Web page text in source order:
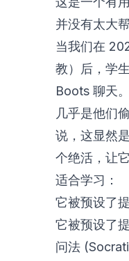
并没有太大帮
当我们在
教）后，学
Boots 聊天
几乎是他们
说，这显然
个绝活，让
适合学习：
它被预设了
它被预设了
问法